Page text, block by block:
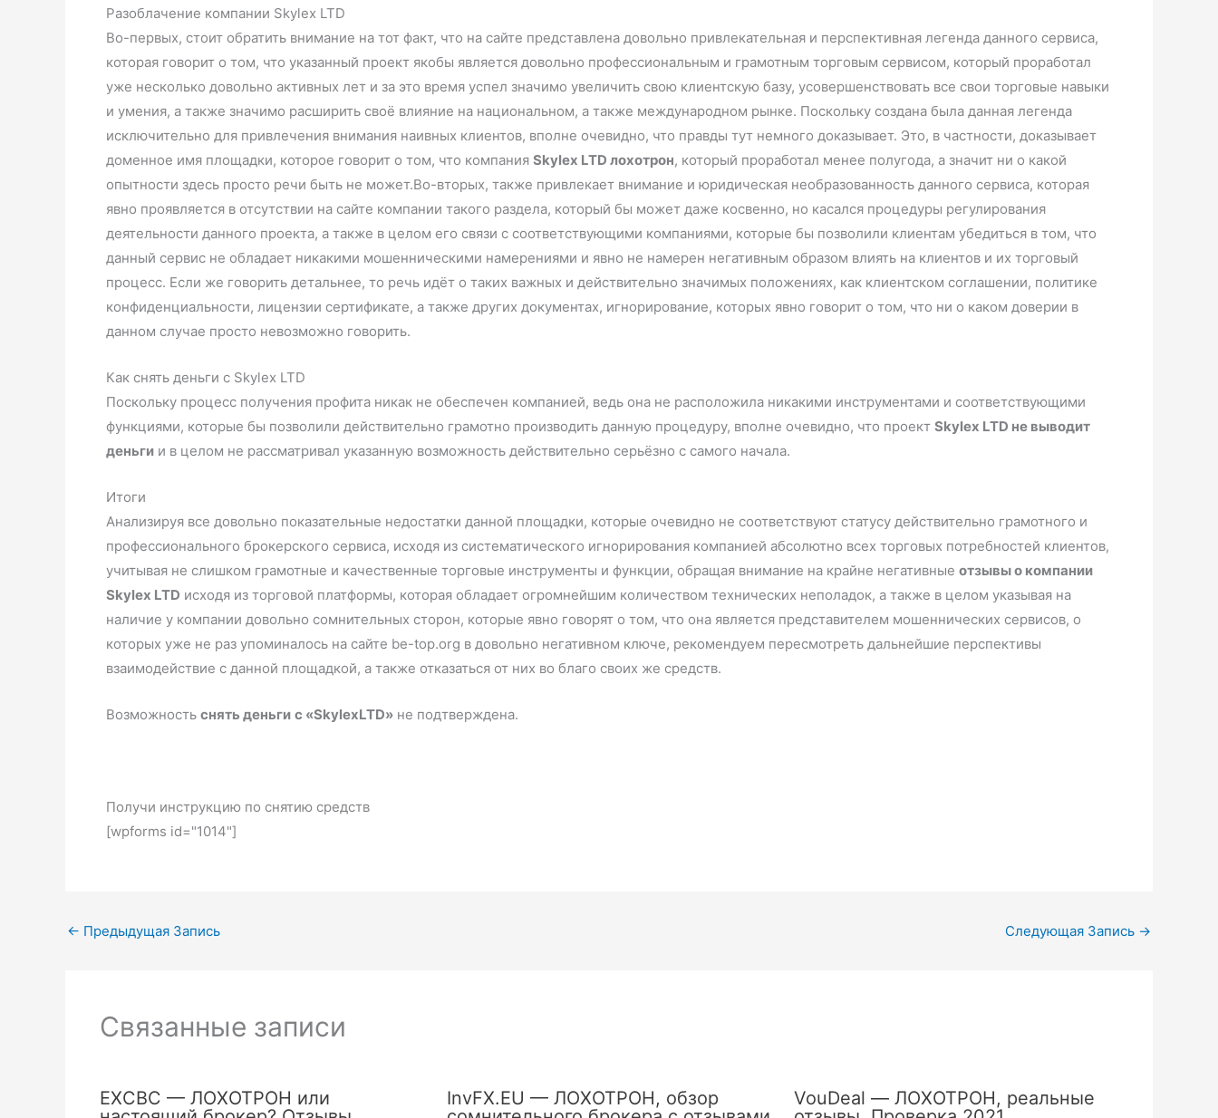
Разоблачение компании Skylex LTD
Во-первых, стоит обратить внимание на тот факт, что на сайте представлена довольно привлекательная и перспективная легенда данного сервиса,
которая говорит о том, что указанный проект якобы является довольно профессиональным и грамотным торговым сервисом, который проработал
уже несколько довольно активных лет и за это время успел значимо увеличить свою клиентскую базу, усовершенствовать все свои торговые навыки
и умения, а также значимо расширить своё влияние на национальном, а также международном рынке. Поскольку создана была данная легенда
исключительно для привлечения внимания наивных клиентов, вполне очевидно, что правды тут немного доказывает. Это, в частности, доказывает
доменное имя площадки, которое говорит о том, что компания Skylex LTD лохотрон, который проработал менее полугода, а значит ни о какой
опытности здесь просто речи быть не может.Во-вторых, также привлекает внимание и юридическая необразованность данного сервиса, которая
явно проявляется в отсутствии на сайте компании такого раздела, который бы может даже косвенно, но касался процедуры регулирования
деятельности данного проекта, а также в целом его связи с соответствующими компаниями, которые бы позволили клиентам убедиться в том, что
данный сервис не обладает никакими мошенническими намерениями и явно не намерен негативным образом влиять на клиентов и их торговый
процесс. Если же говорить детальнее, то речь идёт о таких важных и действительно значимых положениях, как клиентском соглашении, политике
конфиденциальности, лицензии сертификате, а также других документах, игнорирование, которых явно говорит о том, что ни о каком доверии в
данном случае просто невозможно говорить.
Как снять деньги с Skylex LTD
Поскольку процесс получения профита никак не обеспечен компанией, ведь она не расположила никакими инструментами и соответствующими
функциями, которые бы позволили действительно грамотно производить данную процедуру, вполне очевидно, что проект Skylex LTD не выводит
деньги и в целом не рассматривал указанную возможность действительно серьёзно с самого начала.
Итоги
Анализируя все довольно показательные недостатки данной площадки, которые очевидно не соответствуют статусу действительно грамотного и
профессионального брокерского сервиса, исходя из систематического игнорирования компанией абсолютно всех торговых потребностей клиентов,
учитывая не слишком грамотные и качественные торговые инструменты и функции, обращая внимание на крайне негативные отзывы о компании
Skylex LTD исходя из торговой платформы, которая обладает огромнейшим количеством технических неполадок, а также в целом указывая на
наличие у компании довольно сомнительных сторон, которые явно говорят о том, что она является представителем мошеннических сервисов, о
которых уже не раз упоминалось на сайте be-top.org в довольно негативном ключе, рекомендуем пересмотреть дальнейшие перспективы
взаимодействие с данной площадкой, а также отказаться от них во благо своих же средств.
Возможность снять деньги с «SkylexLTD» не подтверждена.
Получи инструкцию по снятию средств
[wpforms id="1014"]
← Предыдущая Запись Следующая Запись →
Связанные записи
EXCBC — ЛОХОТРОН или
InvFX.EU — ЛОХОТРОН, обзор
VouDeal — ЛОХОТРОН, реальные